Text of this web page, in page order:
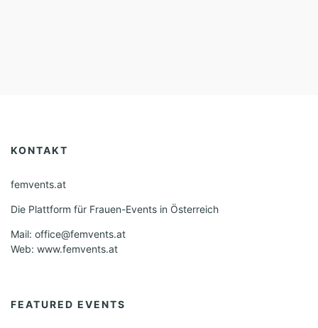
KONTAKT
femvents.at
Die Plattform für Frauen-Events in Österreich
Mail: office@femvents.at
Web: www.femvents.at
FEATURED EVENTS